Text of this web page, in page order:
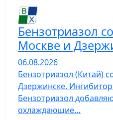
Бензотриазол
Москве и
06.08.2026
Бензотриазол (Китай)
Дзержинске.
Бензотриазол
охлаждающие…